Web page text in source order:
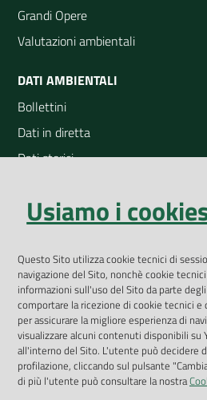
Grandi Opere
Valutazioni ambientali
DATI AMBIENTALI
Bollettini
Dati in diretta
Dati storici
Open Data
App Arpav
Rapporti regionali annuali
Le Infografiche
Dispenser dati
Vai alla pagina
Usiamo i
Questo Sito utilizza cookie tecnici di
navigazione del Sito, nonchè cookie
informazioni sull'uso del Sito da parte
comportare la ricezione di cookie tecnici
per assicurare la migliore esperienza di
visualizzare alcuni contenuti disponibili
all'interno del Sito. L'utente può decidere
profilazione, cliccando sul pulsante
di più l'utente può consultare la nostra